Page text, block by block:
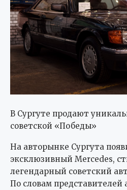
В Сургуте продают
советской «Победы»
На авторынке Сургута
эксклюзивный Mercedes,
легендарный советский
По словам представителей